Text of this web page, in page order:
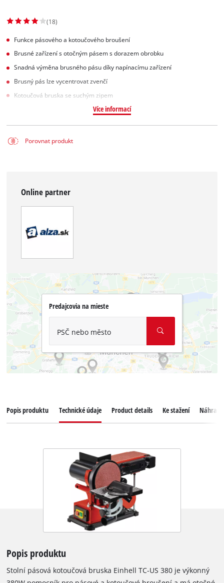
(18)
Funkce pásového a kotoučového broušení
Brusné zařízení s otočným pásem s dorazem obrobku
Snadná výměna brusného pásu díky napínacímu zařízení
Brusný pás lze vycentrovat zvenčí
Kotoučová bruska se suchým zipem
Více informací
Porovnat produkt
Online partner
Predajcovia na mieste
PSČ nebo město
Popis produktu Technické údaje Product details Ke stažení
Popis produktu
Stolní pásová kotoučová bruska Einhell TC-US 380 je výkonný